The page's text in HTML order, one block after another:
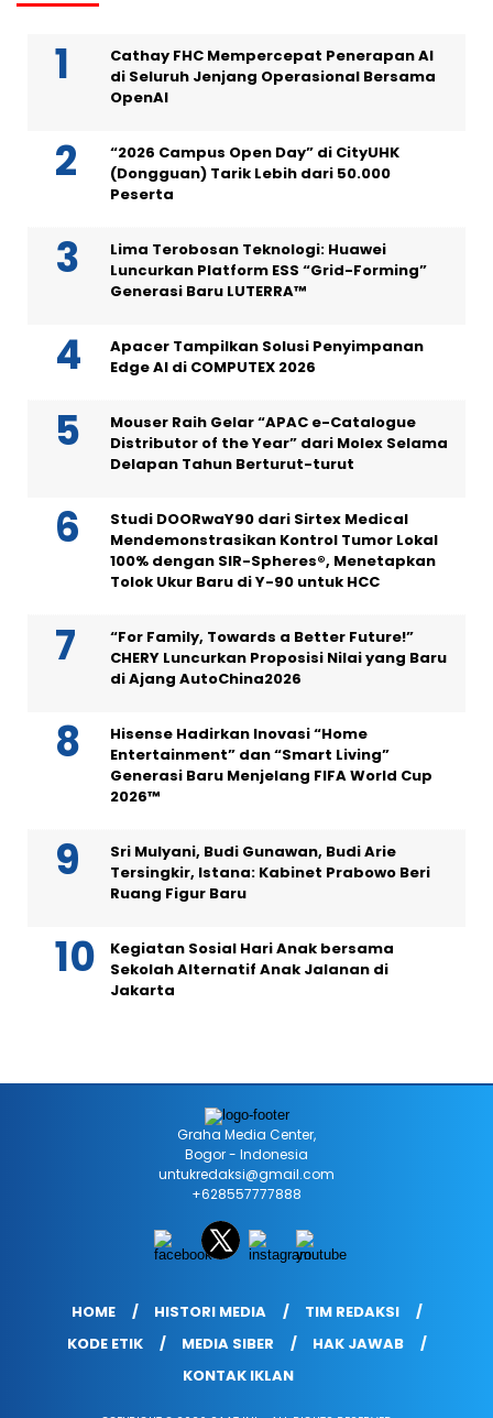
Cathay FHC Mempercepat Penerapan AI
di Seluruh Jenjang Operasional Bersama
OpenAI
“2026 Campus Open Day” di CityUHK
(Dongguan) Tarik Lebih dari 50.000
Peserta
Lima Terobosan Teknologi: Huawei
Luncurkan Platform ESS “Grid-Forming”
Generasi Baru LUTERRA™
Apacer Tampilkan Solusi Penyimpanan
Edge AI di COMPUTEX 2026
Mouser Raih Gelar “APAC e-Catalogue
Distributor of the Year” dari Molex Selama
Delapan Tahun Berturut-turut
Studi DOORwaY90 dari Sirtex Medical
Mendemonstrasikan Kontrol Tumor Lokal
100% dengan SIR-Spheres®, Menetapkan
Tolok Ukur Baru di Y-90 untuk HCC
“For Family, Towards a Better Future!”
CHERY Luncurkan Proposisi Nilai yang Baru
di Ajang AutoChina2026
Hisense Hadirkan Inovasi “Home
Entertainment” dan “Smart Living”
Generasi Baru Menjelang FIFA World Cup
2026™
Sri Mulyani, Budi Gunawan, Budi Arie
Tersingkir, Istana: Kabinet Prabowo Beri
Ruang Figur Baru
Kegiatan Sosial Hari Anak bersama
Sekolah Alternatif Anak Jalanan di
Jakarta
Graha Media Center,
Bogor - Indonesia
untukredaksi@gmail.com
+628557777888
HOME HISTORI MEDIA
TIM REDAKSI
KODE ETIK
MEDIA SIBER
HAK JAWAB
KONTAK IKLAN